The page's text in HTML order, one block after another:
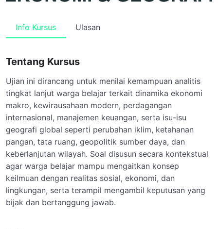
Info Kursus Ulasan
Tentang Kursus
Ujian ini dirancang untuk menilai kemampuan analitis
tingkat lanjut warga belajar terkait dinamika ekonomi
makro, kewirausahaan modern, perdagangan
internasional, manajemen keuangan, serta isu-isu
geografi global seperti perubahan iklim, ketahanan
pangan, tata ruang, geopolitik sumber daya, dan
keberlanjutan wilayah. Soal disusun secara kontekstual
agar warga belajar mampu mengaitkan konsep
keilmuan dengan realitas sosial, ekonomi, dan
lingkungan, serta terampil mengambil keputusan yang
bijak dan bertanggung jawab.